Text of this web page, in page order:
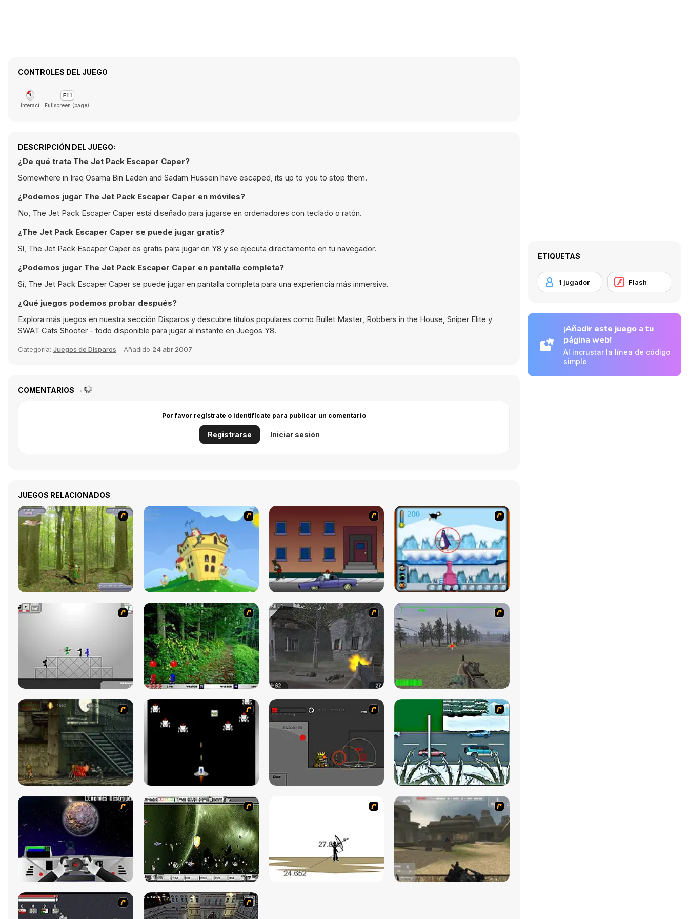
CONTROLES DEL JUEGO
Interact Fullscreen (page)
DESCRIPCIÓN DEL JUEGO:
¿De qué trata The Jet Pack Escaper Caper?
Somewhere in Iraq Osama Bin Laden and Sadam Hussein have escaped, its up to you to stop them.
¿Podemos jugar The Jet Pack Escaper Caper en móviles?
No, The Jet Pack Escaper Caper está diseñado para jugarse en ordenadores con teclado o ratón.
¿The Jet Pack Escaper Caper se puede jugar gratis?
Sí, The Jet Pack Escaper Caper es gratis para jugar en Y8 y se ejecuta directamente en tu navegador.
¿Podemos jugar The Jet Pack Escaper Caper en pantalla completa?
Sí, The Jet Pack Escaper Caper se puede jugar en pantalla completa para una experiencia más inmersiva.
¿Qué juegos podemos probar después?
Explora más juegos en nuestra sección Disparos y descubre títulos populares como Bullet Master, Robbers in the House, Sniper Elite y
SWAT Cats Shooter - todo disponible para jugar al instante en Juegos Y8.
Categoría: Juegos de Disparos Añadido 24 abr 2007
COMENTARIOS
Por favor regístrate o identifícate para publicar un comentario
Registrarse Iniciar sesión
JUEGOS RELACIONADOS
ETIQUETAS
1 jugador Flash
¡Añadir este juego a tu
página web!
Al incrustar la línea de código
simple